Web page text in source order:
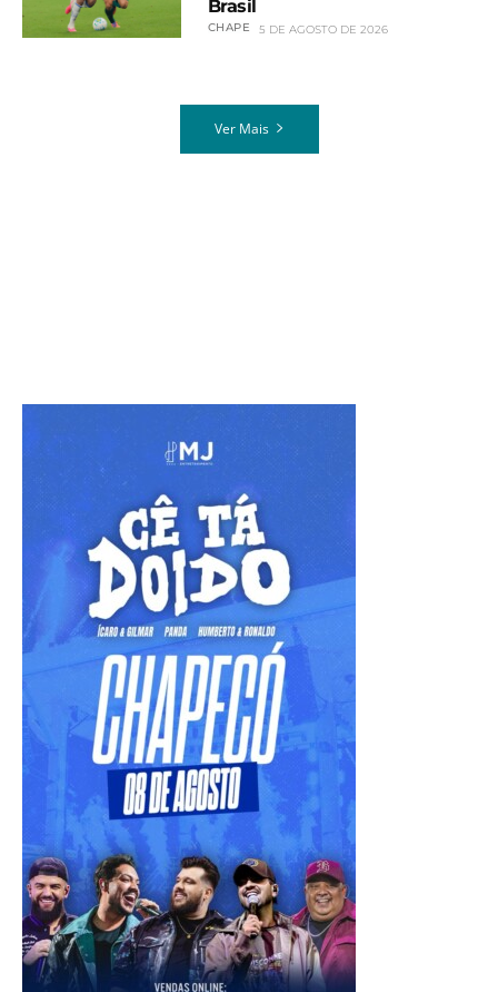
Brasil
CHAPE 5 DE AGOSTO DE 2026
Ver Mais